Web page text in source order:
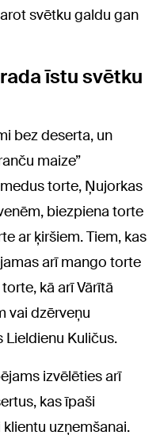
svētku galdu gan
īstu svētku
bez deserta, un
maize”
torte, Ņujorkas
biezpiena torte
ar ķiršiem. Tiem, kas
arī mango torte
kā arī Vārītā
vai dzērveņu
Kuličus.
izvēlēties arī
kas īpaši
uzņemšanai.